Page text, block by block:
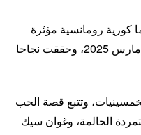
كورية رومانسية مؤثرة
عرضت على نتفليكس من 7 إلى 28 مارس 2025، وحققت نجاحا
وتتبع قصة الحب
الحالمة، وغوان سيك